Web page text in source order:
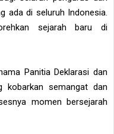
ada di seluruh Indonesia.
sejarah baru di
Panitia Deklarasi dan
kobarkan semangat dan
momen bersejarah